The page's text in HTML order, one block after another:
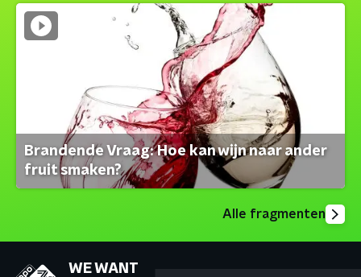
Brandende Vraag: Hoe kan wijn naar ander
fruit smaken?
Alle fragmenten
WE WANT